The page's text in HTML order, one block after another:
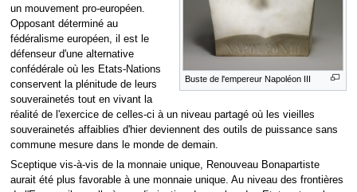
Buste de l'empereur Napoléon III
un mouvement pro-européen.
Opposant déterminé au
fédéralisme européen, il est le
défenseur d'une alternative
confédérale où les Etats-Nations
conservent la plénitude de leurs
souverainetés tout en vivant la
réalité de l'exercice de celles-ci à un niveau partagé où les vieilles
souverainetés affaiblies d'hier deviennent des outils de puissance sans
commune mesure dans le monde de demain.
Sceptique vis-à-vis de la monnaie unique, Renouveau Bonapartiste
aurait été plus favorable à une monnaie unique. Au niveau des frontières